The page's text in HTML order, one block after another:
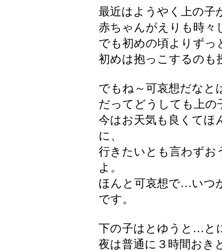
最近はようやく上の子
赤ちゃんがえりも時
でも初めの頃よりず
初めは抱っこするのも
でもね～可哀想だなと
だってどうしても上
今はお天気も良くてほ
に、
行きたいとも言わずお
よ。
ほんと可哀想で…いつ
です。
下の子はとゆうと…と
夜は普通に３時間おき